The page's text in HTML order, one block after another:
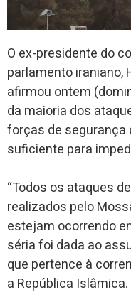
O ex-presidente do
parlamento iraniano,
afirmou ontem
da maioria dos
forças de segurança
suficiente para
“Todos os ataques
realizados pelo
estejam ocorrendo
séria foi dada ao
que pertence à
a República Islâmica.